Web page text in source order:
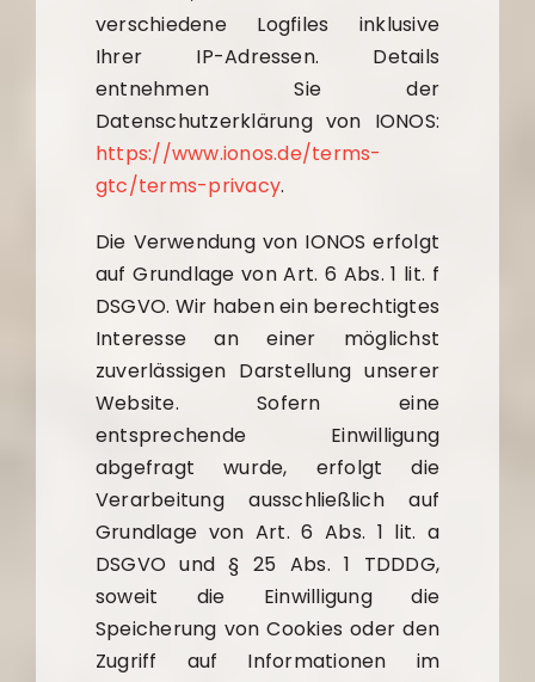
verschiedene Logfiles inklusive
Ihrer IP-Adressen. Details
entnehmen Sie der
Datenschutzerklärung von IONOS:
https://www.ionos.de/terms-
gtc/terms-privacy.
Die Verwendung von IONOS erfolgt
auf Grundlage von Art. 6 Abs. 1 lit. f
DSGVO. Wir haben ein berechtigtes
Interesse an einer möglichst
zuverlässigen Darstellung unserer
Website. Sofern eine
entsprechende Einwilligung
abgefragt wurde, erfolgt die
Verarbeitung ausschließlich auf
Grundlage von Art. 6 Abs. 1 lit. a
DSGVO und § 25 Abs. 1 TDDDG,
soweit die Einwilligung die
Speicherung von Cookies oder den
Zugriff auf Informationen im